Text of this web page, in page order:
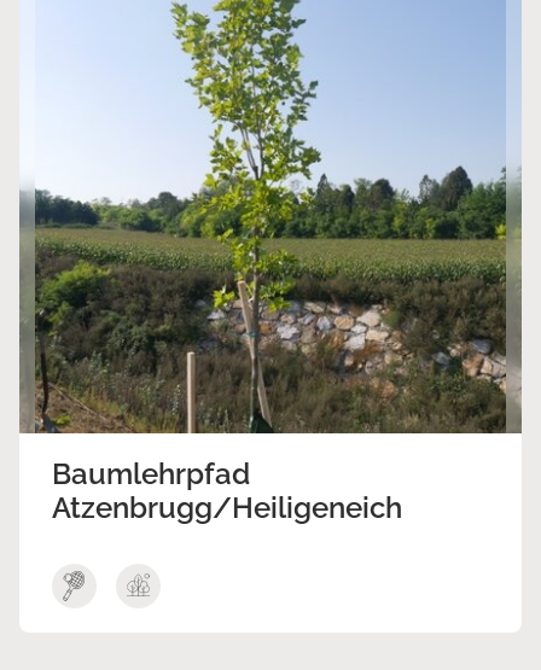
Baumlehrpfad
Atzenbrugg/Heiligeneich